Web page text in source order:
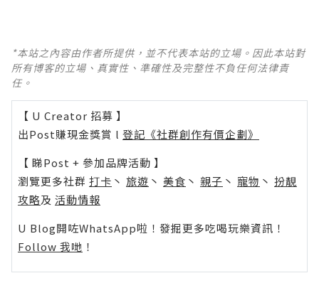
*本站之內容由作者所提供，並不代表本站的立場。因此本站對
所有博客的立場、真實性、準確性及完整性不負任何法律責
任。
【 U Creator 招募 】
出Post賺現金獎賞 l 登記《社群創作有價企劃》
【 睇Post + 參加品牌活動 】
瀏覽更多社群 打卡 丶 旅遊 丶 美食 丶 親子 丶 寵物 丶 扮靚
攻略及 活動情報
U Blog開咗WhatsApp啦！發掘更多吃喝玩樂資訊！
Follow 我哋 ！